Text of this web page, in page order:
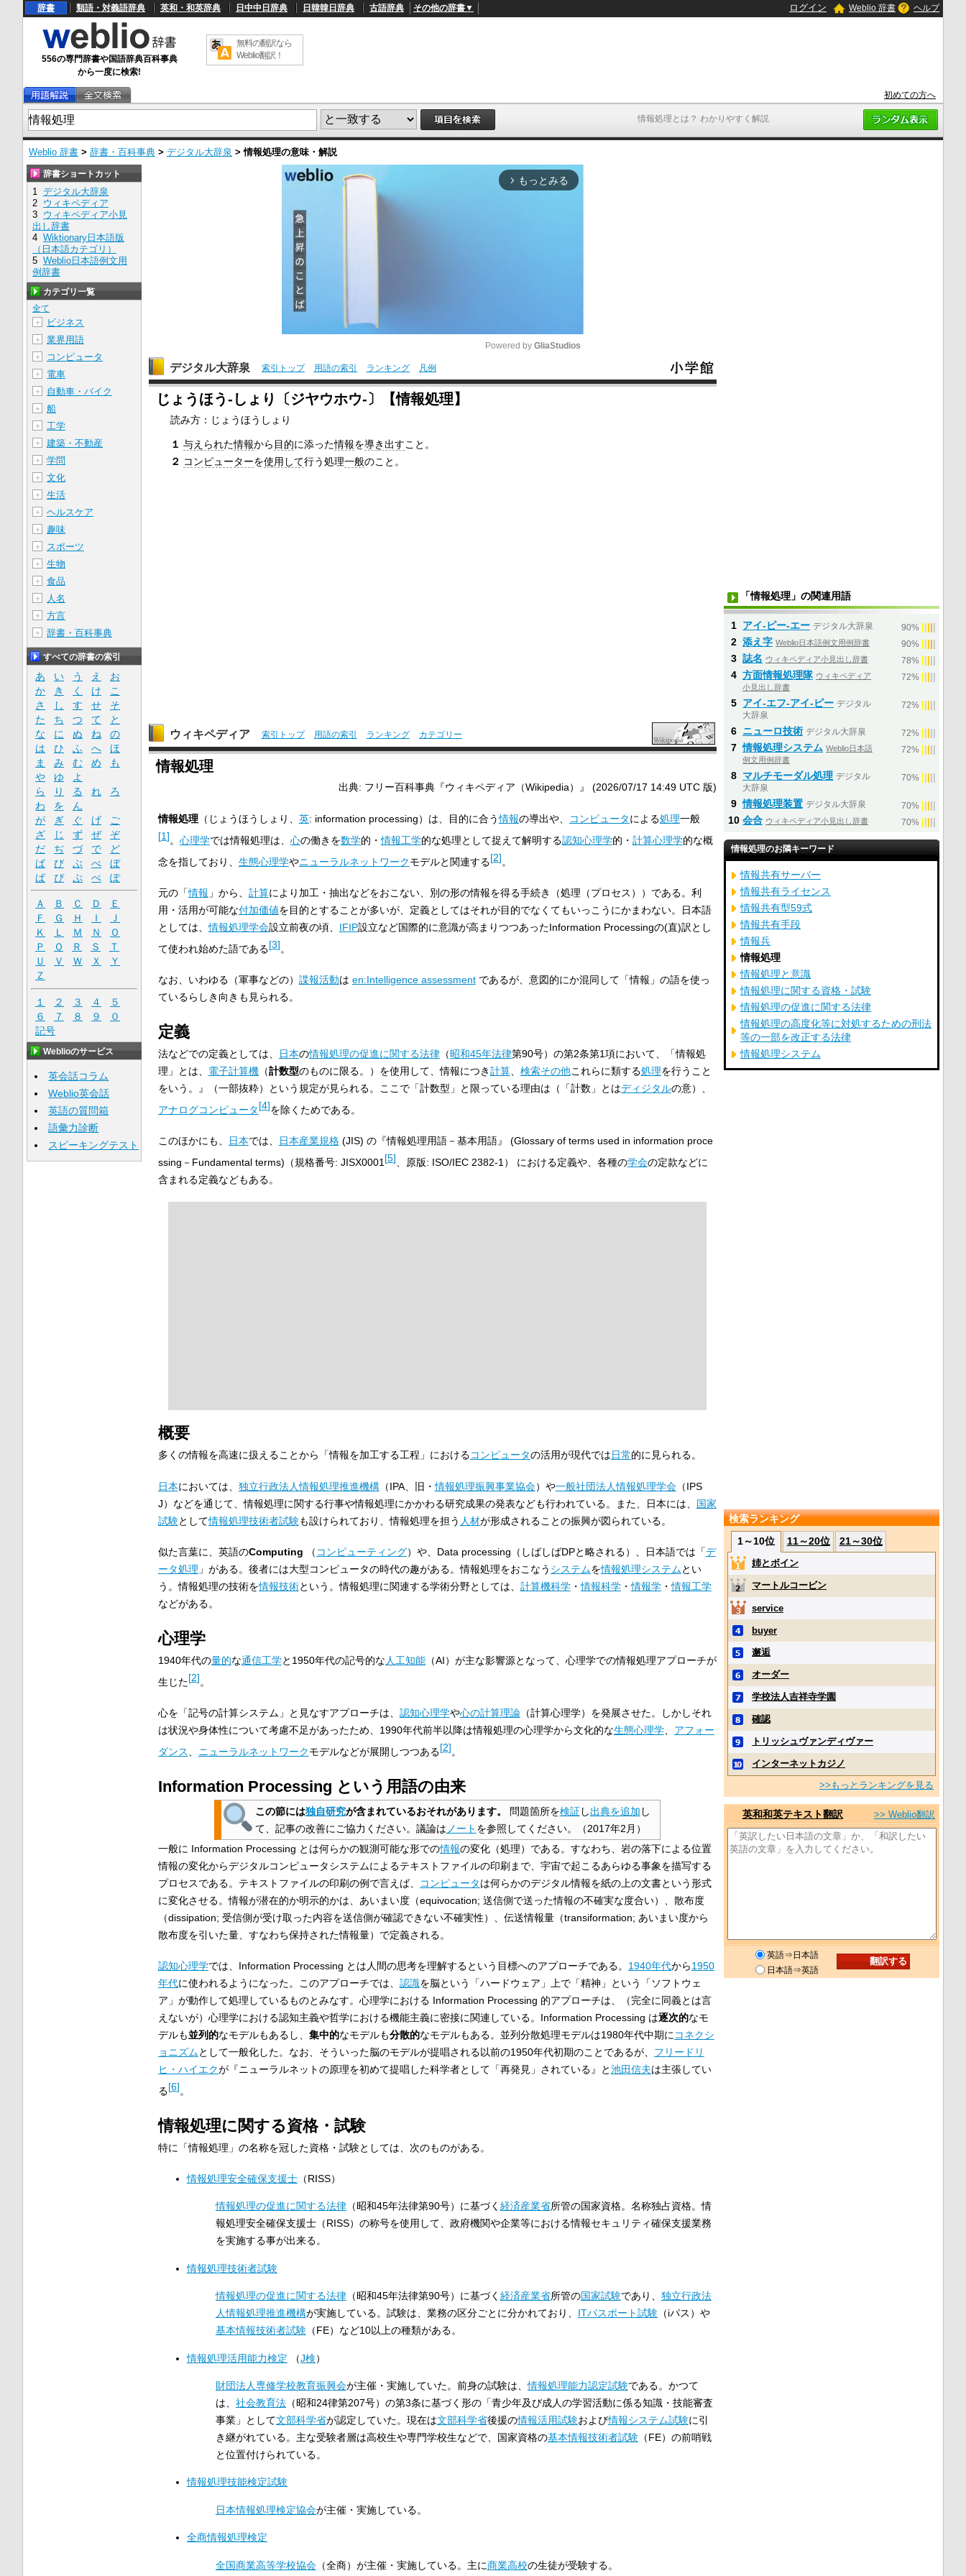
情報処理とは？ わかりやすく解説
辞書 類語・対義語辞典 英和・和英辞典 日中中日辞典 日韓韓日辞典 古語辞典 その他の辞書▼ ログイン Weblio 辞書 ヘルプ
556の専門辞書や国語辞典百科事典
から一度に検索!
無料の翻訳なら
Weblio翻訳！
初めての方へ
Weblio 辞書 > 辞書・百科事典 > デジタル大辞泉 >情報処理の意味・解説
arrow_forward_ios もっとみる
M
Powered by GliaStudios
デジタル大辞泉 索引トップ 用語の索引 ランキング 凡例
じょうほう‐しょり〔ジヤウホウ‐〕【情報処理】
読み方：じょうほうしょり
１ 与えられた情報から 目的に添った情報を導き出すこと。
２ コンピューターを使用して行う処理一般のこと。
ウィキペディア 索引トップ 用語の索引 ランキング カテゴリー
情報処理
出典: フリー百科事典『ウィキペディア（Wikipedia）』 (2026/07/17 14:49 UTC 版)
情報処理（じょうほうしょり、 英: information processing）は、目的に合う情報の導出や、 コンピュータによる処理一般
[1]。 心理学では情報処理は、 心の働きを数学的・情報工学的な処理として捉えて解明する認知心理学的・ 計算心理学的な概
念を指しており、 生態心理学やニューラルネットワークモデルと関連する[2]。
元の「情報 」から、 計算により加工・抽出などをおこない、別の形の情報を得る手続き（処理（プロセス））である。利
用・活用が可能な付加価値を目的とすることが多いが、定義としてはそれが目的でなくてもいっこうにかまわない。日本語
としては、情報処理学会設立前夜の頃、 IFIP設立など国際的に意識が高まりつつあったInformation Processingの(直)訳とし
て使われ始めた語である[3]。
なお、いわゆる（軍事などの） 諜報活動は en:Intelligence assessmentであるが、意図的にか混同して「情報」の語を使っ
ているらしき向きも見られる。
定義
法などでの定義としては、 日本の情報処理の促進に関する法律（昭和45年法律第90号）の第2条第1項において、「情報処
理」とは、 電子計算機（計数型のものに限る。）を使用して、情報につき計算、 検索その他これらに類する処理を行うこと
をいう。』（一部抜粋）という規定が見られる。ここで「計数型」と限っている理由は（「計数」とはディジタルの意）、
アナログコンピュータ[4]を除くためである。
このほかにも、 日本では、 日本産業規格(JIS) の『情報処理用語－基本用語』 (Glossary of terms used in information proce
ssing－Fundamental terms)（規格番号: JISX0001 [5] 、原版: ISO/IEC 2382-1） における定義や、各種の学会の定款などに
含まれる定義などもある。
概要
多くの情報を高速に扱えることから「情報を加工する工程」におけるコンピュータの活用が現代では日常的に見られる。
日本においては、 独立行政法人情報処理推進機構（IPA、旧・情報処理振興事業協会）や一般社団法人情報処理学会（IPS
J）などを通じて、情報処理に関する行事や情報処理にかかわる研究成果の発表なども行われている。また、日本には、 国家
試験として情報処理技術者試験も設けられており、情報処理を担う 人材が形成されることの振興が図られている。
似た言葉に、英語のComputing （ コンピューティング）や、Data processing（しばしばDPと略される）、日本語では「デ
ータ処理 」がある。後者には大型コンピュータの時代の趣がある。情報処理をおこなう システムを情報処理システムとい
う。情報処理の技術を情報技術という。情報処理に関連する学術分野としては、 計算機科学・情報科学・情報学・情報工学
などがある。
心理学
1940年代の量的な通信工学と1950年代の記号的な 人工知能（AI）が主な影響源となって、心理学での情報処理アプローチが
生じた[2]。
心を「記号の計算システム」と見なすアプローチは、 認知心理学や心の計算理論（計算心理学）を発展させた。しかしそれ
は状況や身体性について考慮不足があったため、1990年代前半以降は情報処理の心理学から文化的な生態心理学、 アフォー
ダンス
ニューラルネットワークモデルなどが展開しつつある[2]。
Information Processing という用語の由来
この節には独自研究が含まれているおそれがあります。 問題箇所を検証し出典を追加 し
て、記事の改善にご協力ください。議論は ノート を参照してください。 （2017年2月 ）
一般に Information Processing とは何らかの観測可能な形での情報の変化（処理）である。すなわち、岩の落下による位置
情報の変化からデジタルコンピュータシステムによるテキストファイルの印刷まで、宇宙で起こるあらゆる事象を描写する
プロセスである。テキストファイルの印刷の例で言えば、
コンピュータは何らかのデジタル情報を紙の上の文書という形式
に変化させる。情報が潜在的か明示的かは、あいまい度（equivocation; 送信側で送った情報の不確実な度合い）、散布度
（dissipation; 受信側が受け取った内容を送信側が確認できない不確実性）、伝送情報量（transiformation; あいまい度から
散布度を引いた量、すなわち保持された情報量）で定義される。
認知心理学では、Information Processing とは人間の思考を理解するという目標へのアプローチである。 1940年代から1950
年代に使われるようになった。このアプローチでは、 認識を脳という「ハードウェア」上で「精神」という「ソフトウェ
ア」が動作して処理しているものとみなす。心理学における Information Processing 的アプローチは、（完全に同義とは言
えないが）心理学における認知主義や哲学における機能主義に密接に関連している。Information Processing は逐次的なモ
デルも並列的なモデルもあるし、 集中的なモデルも分散的なモデルもある。並列分散処理モデルは1980年代中期に コネクシ
ョニズムとして一般化した。なお、そういった脳のモデルが提唱される以前の1950年代初期のことであるが、 フリードリ
ヒ・ハイエクが『ニューラルネットの原理を初めて提唱した科学者として「再発見」されている』と池田信夫は主張してい
る[6]。
情報処理に関する資格・試験
特に「情報処理」の名称を冠した資格・試験としては、次のものがある。
情報処理安全確保支援士（RISS）
情報処理の促進に関する法律（昭和45年法律第90号）に基づく 経済産業省所管の国家資格。名称独占資格。情
報処理安全確保支援士（RISS）の称号を使用して、政府機関や企業等における情報セキュリティ確保支援業務
を実施する事が出来る。
情報処理技術者試験
情報処理の促進に関する法律（昭和45年法律第90号）に基づく 経済産業省所管の国家試験であり、 独立行政法
人情報処理推進機構が実施している。試験は、業務の区分ごとに分かれており、 ITパスポート試験（iパス）や
基本情報技術者試験（FE）など10以上の種類がある。
情報処理活用能力検定 （J検）
財団法人専修学校教育振興会が主催・実施していた。前身の試験は、情報処理能力認定試験である。かつて
は、 社会教育法（昭和24律第207号）の第3条に基づく形の「青少年及び成人の学習活動に係る知識・技能審査
事業」として文部科学省が認定していた。現在は文部科学省後援の情報活用試験および情報システム試験に引
き継がれている。主な受験者層は高校生や専門学校生などで、国家資格の基本情報技術者試験（FE）の前哨戦
と位置付けられている。
情報処理技能検定試験
日本情報処理検定協会が主催・実施している。
全商情報処理検定
全国商業高等学校協会（全商）が主催・実施している。主に商業高校の生徒が受験する。
辞書ショートカット
1 デジタル大辞泉
2 ウィキペディア
3 ウィキペディア小見
出し辞書
4 Wiktionary日本語版
（日本語カテゴリ）
5 Weblio日本語例文用
例辞書
カテゴリ一覧
全て
＋
ビジネス
＋ 業界用語
＋ コンピュータ
＋ 電車
＋ 自動車・バイク
＋ 船
＋ 工学
＋ 建築・不動産
＋ 学問
＋ 文化
＋ 生活
＋ ヘルスケア
＋ 趣味
＋ スポーツ
＋ 生物
＋ 食品
＋ 人名
＋ 方言
＋ 辞書・百科事典
すべての辞書の索引
あ い う え
お
か
き く け
こ
さ
し す せ
そ
た
ち つ て
と
な
に ぬ ね
の
は
ひ ふ へ
ほ
ま
み む め
も
や
ゆ
よ
ら
り る れ
ろ
わ
を
ん
が
ぎ ぐ げ
ご
ざ
じ ず ぜ
ぞ
だ
ぢ づ で
ど
ば
び ぶ べ
ぼ
ぱ
ぴ ぷ ぺ ぽ
Ａ Ｂ Ｃ Ｄ
Ｅ
Ｆ
Ｇ Ｈ Ｉ
Ｊ
Ｋ
Ｌ Ｍ Ｎ
Ｏ
Ｐ
Ｑ Ｒ Ｓ
Ｔ
Ｕ
Ｖ Ｗ Ｘ
Ｙ
Ｚ
１ ２ ３ ４
５
６
７ ８ ９
０
記号
Weblioのサービス
英会話コラム
Weblio英会話
英語の質問箱
語彙力診断
スピーキングテスト
「情報処理」の関連用語
1 アイ‐ピー‐エー デジタル大辞泉 90%
2 添え字 Weblio日本語例文用例辞書 90%
3 誌名 ウィキペディア小見出し辞書 78%
4 方面情報処理隊 ウィキペディア
小見出し辞書
72%
5 アイ‐エフ‐アイ‐ピー デジタル
大辞泉
72%
6 ニューロ技術 デジタル大辞泉 72%
7 情報処理システム Weblio日本語
例文用例辞書
72%
8 マルチモーダル処理 デジタル
大辞泉
70%
9 情報処理装置 デジタル大辞泉 70%
10 会合 ウィキペディア小見出し辞書 70%
情報処理のお隣キーワード
情報共有サーバー
情報共有ライセンス
情報共有型59式
情報共有手段
情報兵
情報処理
情報処理と意識
情報処理に関する資格・試験
情報処理の促進に関する法律
情報処理の高度化等に対処するための刑法
等の一部を改正する法律
情報処理システム
検索ランキング
1～10位
11～20位 21～30位
姉とボイン
マートルコービン
service
buyer
邂逅
オーダー
学校法人吉祥寺学園
確認
トリッシュヴァンディヴァー
インターネットカジノ
>>もっとランキングを見る
英和和英テキスト翻訳 >> Weblio翻訳
英語⇒日本語
日本語⇒英語